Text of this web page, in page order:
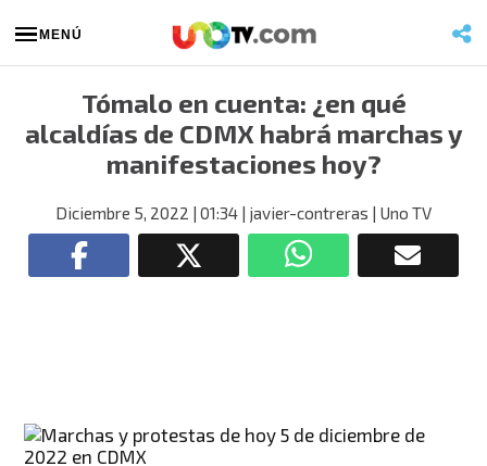
MENÚ
Tómalo en cuenta: ¿en qué
alcaldías de CDMX habrá marchas y
manifestaciones hoy?
Diciembre 5, 2022 | 01:34 | javier-contreras | Uno TV